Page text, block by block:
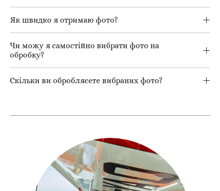
Як швидко я отримаю фото?
Чи можу я самостійно вибрати фото на
обробку?
Скільки ви обробляєете вибраних фото?